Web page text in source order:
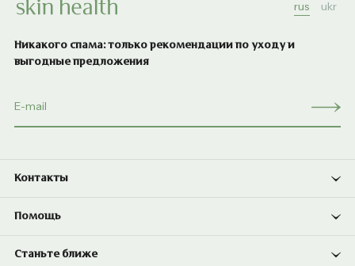
rus ukr
Никакого спама: только рекомендации по уходу и
выгодные предложения
Контакты
Помощь
Станьте ближе